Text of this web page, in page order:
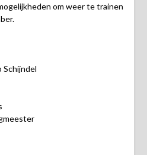
om weer te trainen
Schijndel